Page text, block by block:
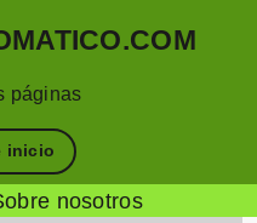
páginas
inicio
nosotros